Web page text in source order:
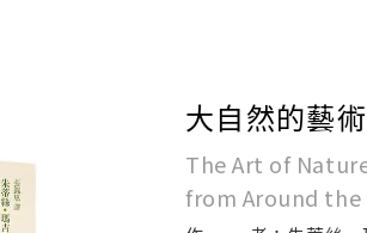
大自然的藝
The Art of
from Around the